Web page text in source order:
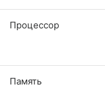
Процессор
Память